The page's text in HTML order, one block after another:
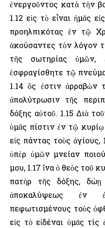
ἐνεργοῦντος κατὰ τὴν
1.12 εἰς τὸ εἶναι ἡμᾶς
προηλπικότας ἐν τῷ
ἀκούσαντες τὸν λόγον
τῆς σωτηρίας ὑμῶν,
ἐσφραγίσθητε τῷ
1.14 ὅς ἐστιν ἀρραβὼν
ἀπολύτρωσιν τῆς
δόξης αὐτοῦ. 1.15 Διὰ
ὑμᾶς πίστιν ἐν τῷ
εἰς πάντας τοὺς
ὑπὲρ ὑμῶν μνείαν
μου, 1.17 ἵνα ὁ θεὸς τοῦ
πατὴρ τῆς δόξης,
ἀποκαλύψεως ἐν
πεφωτισμένους τοὺς
εἰς τὸ εἰδέναι ὑμᾶς